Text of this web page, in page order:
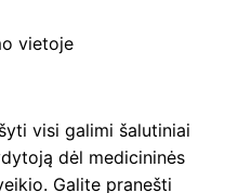
vietoje
visi galimi šalutiniai
dėl medicininės
Galite pranešti